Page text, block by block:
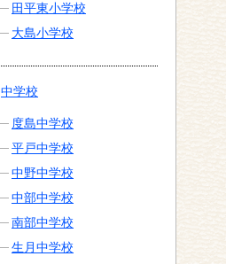
田平東小学校
大島小学校
中学校
度島中学校
平戸中学校
中野中学校
中部中学校
南部中学校
生月中学校